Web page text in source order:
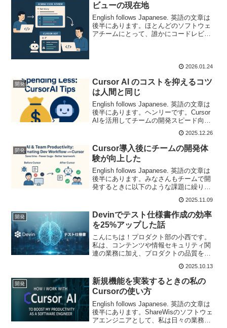
ビューの現在地
English follows Japanese. 英語の文章は
後半にあります。ほとんどのソフトウェ
アチームにとって、誰かにコードレビュ
2026.01.24
開発
Cursor AI のコストを抑えるコツ
は人間と同じ
English follows Japanese. 英語の文章は
後半にあります。ヘンリーです。Cursor
AIを活用してチームの開発スピード向上
成功は単に「速さ」だけではありませ
ん。速くて生産性も高く...
2025.12.26
開発
Cursor導入後にチームの開発体
験が向上した
English follows Japanese. 英語の文章は
後半にあります。みなさんもチームで開
発するときに以下のような課題に繰り返
グを修正してもテストを書き忘れ、しば
らくして再発する。 新機能を追...
2025.11.09
開発
Devinでテスト仕様書作成の効率
を25%アップした話
こんにちは！プロダクト部の小西です。
私は、コンテンツや情報セキュリティ関
連の業務に加え、プロダクトの品質を保
場でのAIの活用が日々広がっています
が、テスターの業務についてもAIを活用
しています。AIエージ...
2025.10.13
開発
新規機能を実装するときの私の
Cursorの使い方
English follows Japanese. 英語の文章は
後半にあります。ShareWisのソフトウェ
アエンジニアとして、私は日々の業務で